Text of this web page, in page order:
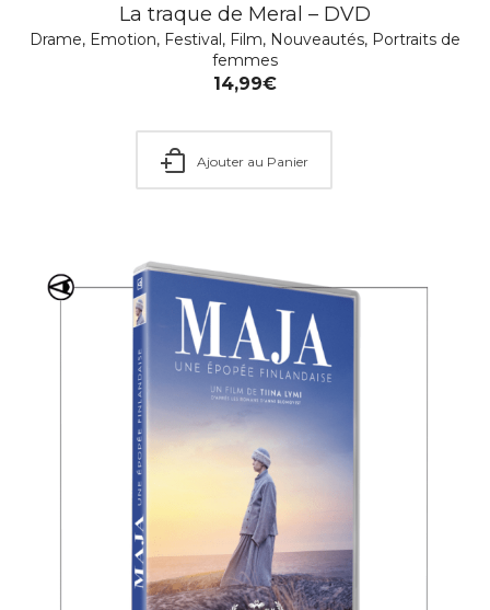
La traque de Meral – DVD
Drame, Emotion, Festival, Film, Nouveautés, Portraits de
femmes
14,99€
Ajouter au Panier